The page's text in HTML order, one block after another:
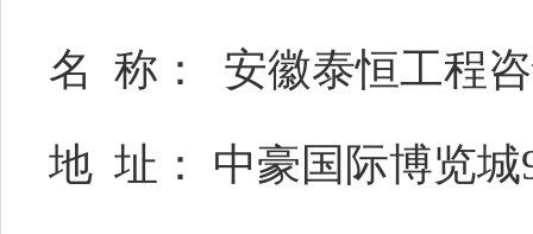
名 称：
安徽泰恒工程
地 址： 中豪国际博览城